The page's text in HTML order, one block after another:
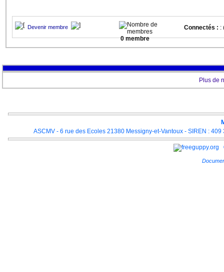
Devenir membre
0 membre
Connectés : :
Plus de
ASCMV - 6 rue des Ecoles 21380 Messigny-et-Vantoux - SIREN :